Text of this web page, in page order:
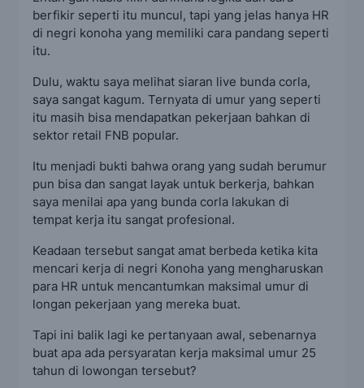
berfikir seperti itu muncul, tapi yang jelas hanya HR
di negri konoha yang memiliki cara pandang seperti
itu.
Dulu, waktu saya melihat siaran live bunda corla,
saya sangat kagum. Ternyata di umur yang seperti
itu masih bisa mendapatkan pekerjaan bahkan di
sektor retail FNB popular.
Itu menjadi bukti bahwa orang yang sudah berumur
pun bisa dan sangat layak untuk berkerja, bahkan
saya menilai apa yang bunda corla lakukan di
tempat kerja itu sangat profesional.
Keadaan tersebut sangat amat berbeda ketika kita
mencari kerja di negri Konoha yang mengharuskan
para HR untuk mencantumkan maksimal umur di
longan pekerjaan yang mereka buat.
Tapi ini balik lagi ke pertanyaan awal, sebenarnya
buat apa ada persyaratan kerja maksimal umur 25
tahun di lowongan tersebut?